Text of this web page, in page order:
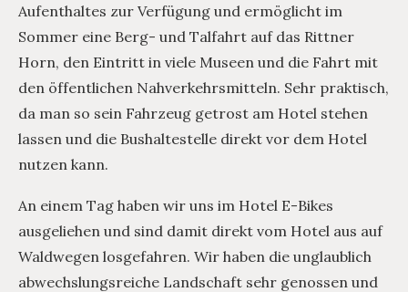
Aufenthaltes zur Verfügung und ermöglicht im
Sommer eine Berg- und Talfahrt auf das Rittner
Horn, den Eintritt in viele Museen und die Fahrt mit
den öffentlichen Nahverkehrsmitteln. Sehr praktisch,
da man so sein Fahrzeug getrost am Hotel stehen
lassen und die Bushaltestelle direkt vor dem Hotel
nutzen kann.
An einem Tag haben wir uns im Hotel E-Bikes
ausgeliehen und sind damit direkt vom Hotel aus auf
Waldwegen losgefahren. Wir haben die unglaublich
abwechslungsreiche Landschaft sehr genossen und